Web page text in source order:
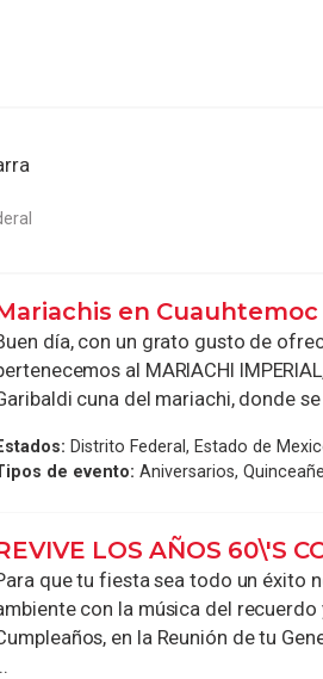
en Cuauhtemoc
día, con un grato gusto de
al MARIACHI
cuna del mariachi, donde
Distrito Federal, Estado de
de evento: Aniversarios,
LOS AÑOS 60\'S
que tu fiesta sea todo un éxito
con la música del recuerdo
en la Reunión de tu